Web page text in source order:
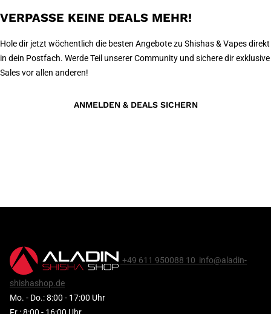
VERPASSE KEINE DEALS MEHR!
Hole dir jetzt wöchentlich die besten Angebote zu Shishas & Vapes direkt
in dein Postfach. Werde Teil unserer Community und sichere dir exklusive
Sales vor allen anderen!
ANMELDEN & DEALS SICHERN
+49 611 950088 10 info@aladin-
shishashop.de
Mo. - Do.: 8:00 - 17:00 Uhr